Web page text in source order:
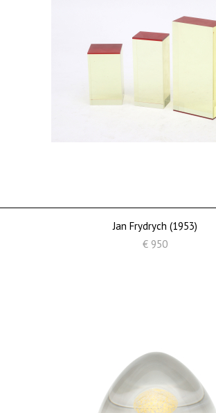
Jan Frydrych (1953)
€ 950